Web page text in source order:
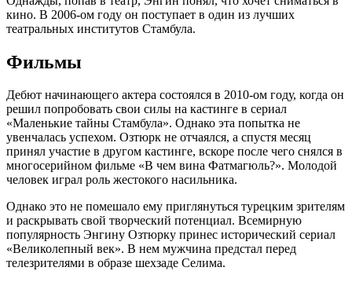
кино. В 2006-ом году он поступает в один из лучших
театральных институтов Стамбула.
Фильмы
Дебют начинающего актера состоялся в 2010-ом году, когда он
решил попробовать свои силы на кастинге в сериал
«Маленькие тайны Стамбула». Однако эта попытка не
увенчалась успехом. Озтюрк не отчаялся, а спустя месяц
принял участие в другом кастинге, вскоре после чего снялся в
многосерийном фильме «В чем вина Фатмагюль?». Молодой
человек играл роль жестокого насильника.
Однако это не помешало ему приглянуться турецким зрителям
и раскрывать свой творческий потенциал. Всемирную
популярность Энгину Озтюрку принес исторический сериал
«Великолепный век». В нем мужчина предстал перед
телезрителями в образе шехзаде Селима.